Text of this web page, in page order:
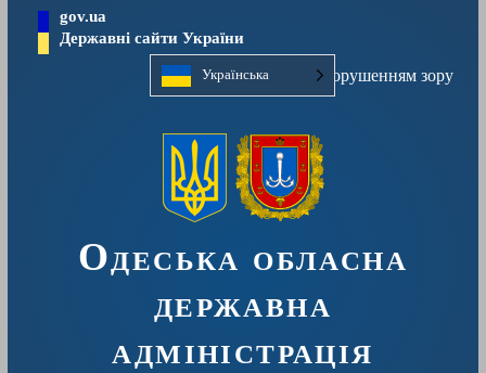
вмісту
gov.ua
Державні сайти України
УкраїнськаЛюдям із порушенням зору
Одеська обласна
державна
адміністрація